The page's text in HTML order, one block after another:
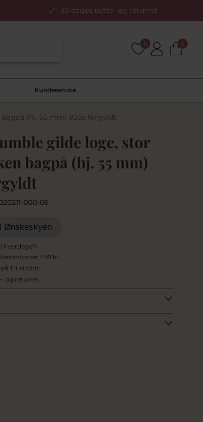
30 dages bytte- og returret
0 0
Kundeservice
(hj. 55 mm) 925s forgyldt
gilde loge, stor
bagpå (hj. 55 mm)
000-06
Ønskeskyen
hverdage*)
over 499 kr.
Trustpilot
og returret